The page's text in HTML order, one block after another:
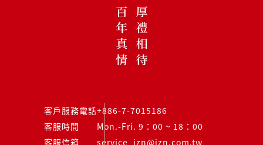
客戶服務電話+886-7-7015186
客服時間
Mon.-Fri. 9：00 ~ 18：00
客服信箱
service_jzn@jzn.com.tw